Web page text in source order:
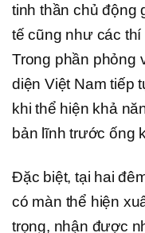
tinh thần chủ động
tế cũng như các
Trong phần phỏng
diện Việt Nam tiếp
khi thể hiện khả
bản lĩnh trước ống
Đặc biệt, tại hai
có màn thể hiện
trọng, nhận được